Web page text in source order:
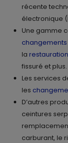
récente
électronique
Une gamme
la
fissuré et plus.
Les services
les
D’autres
ceintures
carburant, le